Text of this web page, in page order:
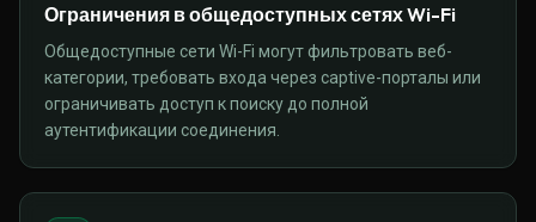
Ограничения в общедоступных сетях Wi-Fi
Общедоступные сети Wi-Fi могут фильтровать веб-
категории, требовать входа через captive-порталы или
ограничивать доступ к поиску до полной
аутентификации соединения.